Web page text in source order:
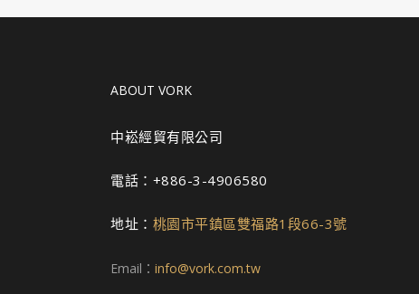
ABOUT VORK
中崧經貿有限公司
電話：+886-3-4906580
地址： 桃園市平鎮區雙福路1段66-3號
Email： info@vork.com.tw